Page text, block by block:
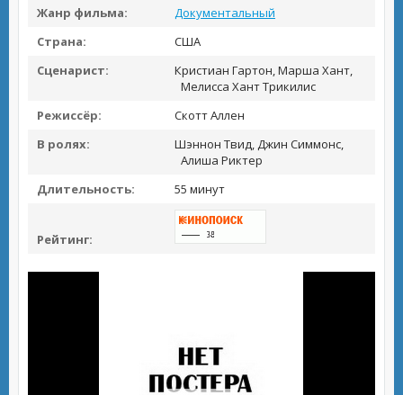
Жанр фильма:
Документальный
Страна:
США
Сценарист:
Кристиан Гартон, Марша Хант,
Мелисса Хант Трикилис
Режиссёр:
Скотт Аллен
В ролях:
Шэннон Твид, Джин Симмонс,
Алиша Риктер
Длительность:
55 минут
Рейтинг: